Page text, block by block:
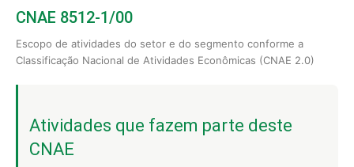
CNAE 8512-1/00
Escopo de atividades do setor e do segmento conforme a
Classificação Nacional de Atividades Econômicas (CNAE 2.0)
Atividades que fazem parte deste
CNAE